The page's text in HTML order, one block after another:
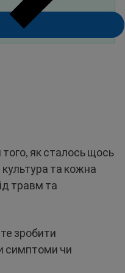
як сталось щось
та кожна
травм та
зробити
симптоми чи